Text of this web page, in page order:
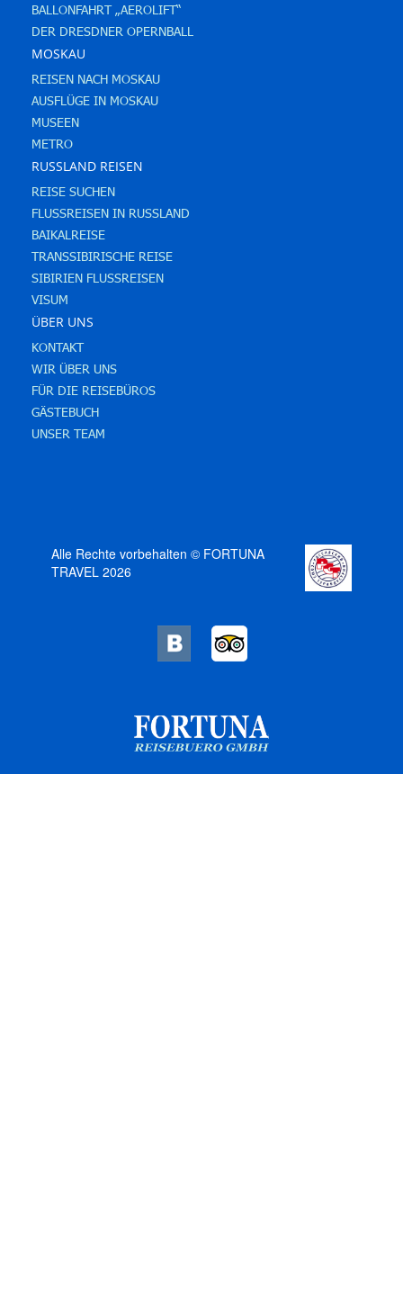
BALLONFAHRT „AEROLIFT“
DER DRESDNER OPERNBALL
MOSKAU
REISEN NACH MOSKAU
AUSFLÜGE IN MOSKAU
MUSEEN
METRO
RUSSLAND REISEN
REISE SUCHEN
FLUSSREISEN IN RUSSLAND
BAIKALREISE
TRANSSIBIRISCHE REISE
SIBIRIEN FLUSSREISEN
VISUM
ÜBER UNS
KONTAKT
WIR ÜBER UNS
FÜR DIE REISEBÜROS
GÄSTEBUCH
UNSER TEAM
Alle Rechte vorbehalten © FORTUNA
TRAVEL 2026